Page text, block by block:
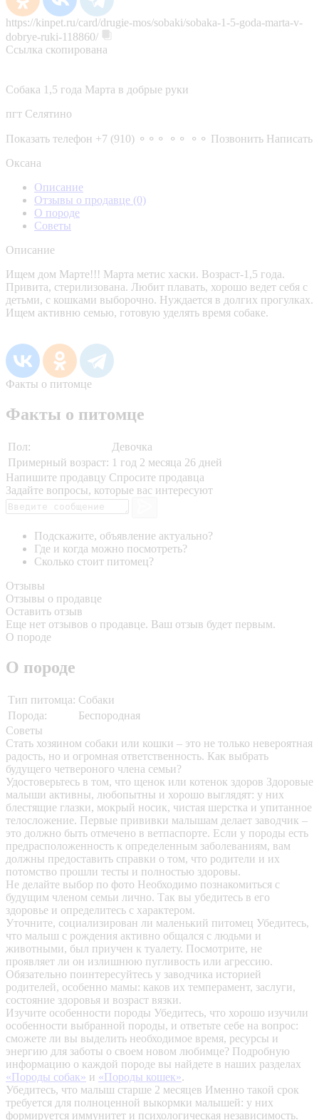
https://kinpet.ru/card/drugie-mos/sobaki/sobaka-1-5-goda-marta-v-
dobrye-ruki-118860/
Ссылка скопирована
Собака 1,5 года Марта в добрые руки
пгт Селятино
Показать телефон +7 (910) ⚬⚬⚬ ⚬⚬ ⚬⚬ Позвонить Написать
Оксана
Описание
Отзывы о продавце (0)
О породе
Советы
Описание
Ищем дом Марте!!! Марта метис хаски. Возраст-1,5 года.
Привита, стерилизована. Любит плавать, хорошо ведет себя с
детьми, с кошками выборочно. Нуждается в долгих прогулках.
Ищем активню семью, готовую уделять время собаке.
Факты о питомце
Факты о питомце
Пол:
Девочка
Примерный возраст: 1 год 2 месяца 26 дней
Напишите продавцу Спросите продавца
Задайте вопросы, которые вас интересуют
Подскажите, объявление актуально?
Где и когда можно посмотреть?
Сколько стоит питомец?
Отзывы
Отзывы о продавце
Оставить отзыв
Еще нет отзывов о продавце. Ваш отзыв будет первым.
О породе
О породе
Тип питомца: Собаки
Порода:
Беспородная
Советы
Стать хозяином собаки или кошки – это не только невероятная
радость, но и огромная ответственность. Как выбрать
будущего четвероного члена семьи?
Удостоверьтесь в том, что щенок или котенок здоров Здоровые
малыши активны, любопытны и хорошо выглядят: у них
блестящие глазки, мокрый носик, чистая шерстка и упитанное
телосложение. Первые прививки малышам делает заводчик –
это должно быть отмечено в ветпаспорте. Если у породы есть
предрасположенность к определенным заболеваниям, вам
должны предоставить справки о том, что родители и их
потомство прошли тесты и полностью здоровы.
Не делайте выбор по фото Необходимо познакомиться с
будущим членом семьи лично. Так вы убедитесь в его
здоровье и определитесь с характером.
Уточните, социализирован ли маленький питомец Убедитесь,
что малыш с рождения активно общался с людьми и
животными, был приучен к туалету. Посмотрите, не
проявляет ли он излишнюю пугливость или агрессию.
Обязательно поинтересуйтесь у заводчика историей
родителей, особенно мамы: каков их темперамент, заслуги,
состояние здоровья и возраст вязки.
Изучите особенности породы Убедитесь, что хорошо изучили
особенности выбранной породы, и ответьте себе на вопрос:
сможете ли вы выделить необходимое время, ресурсы и
энергию для заботы о своем новом любимце? Подробную
информацию о каждой породе вы найдете в наших разделах
«Породы собак» и «Породы кошек».
Убедитесь, что малыш старше 2 месяцев Именно такой срок
требуется для полноценной выкормки малышей: у них
формируется иммунитет и психологическая независимость.